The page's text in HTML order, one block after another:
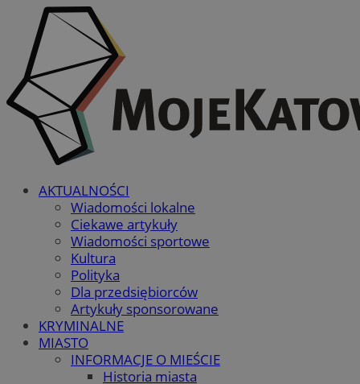
AKTUALNOŚCI
Wiadomości lokalne
Ciekawe artykuły
Wiadomości sportowe
Kultura
Polityka
Dla przedsiębiorców
Artykuły sponsorowane
KRYMINALNE
MIASTO
INFORMACJE O MIEŚCIE
Historia miasta